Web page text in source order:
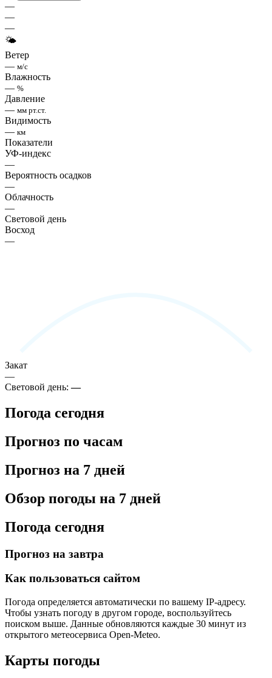
—
—
—
🌤
Ветер
— м/с
Влажность
— %
Давление
— мм рт.ст.
Видимость
— км
Показатели
УФ-индекс
—
Вероятность осадков
—
Облачность
—
Световой день
Восход
—
Закат
—
Световой день:—
Погода сегодня
Прогноз по часам
Прогноз на 7 дней
Обзор погоды на 7 дней
Погода сегодня
Прогноз на завтра
Как пользоваться сайтом
Погода определяется автоматически по вашему IP-адресу.
Чтобы узнать погоду в другом городе, воспользуйтесь
поиском выше. Данные обновляются каждые 30 минут из
открытого метеосервиса Open-Meteo.
Карты погоды